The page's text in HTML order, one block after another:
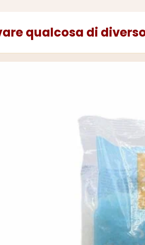
qualcosa di